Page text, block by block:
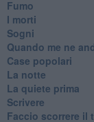
Fumo
I morti
Sogni
Quando me ne
Case popolari
La notte
La quiete prima
Scrivere
Faccio scorrere il